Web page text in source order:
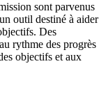
sont parvenus
outil destiné à aider
Des
rythme des progrès
objectifs et aux